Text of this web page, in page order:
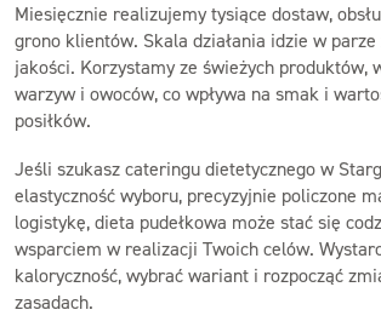
Miesięcznie realizujemy tysiące dostaw,
grono klientów. Skala działania idzie w
jakości. Korzystamy ze świeżych produktów,
warzyw i owoców, co wpływa na smak i
posiłków.
Jeśli szukasz cateringu dietetycznego w
elastyczność wyboru, precyzyjnie policzone
logistykę, dieta pudełkowa może stać się
wsparciem w realizacji Twoich celów.
kaloryczność, wybrać wariant i rozpocząć
zasadach.